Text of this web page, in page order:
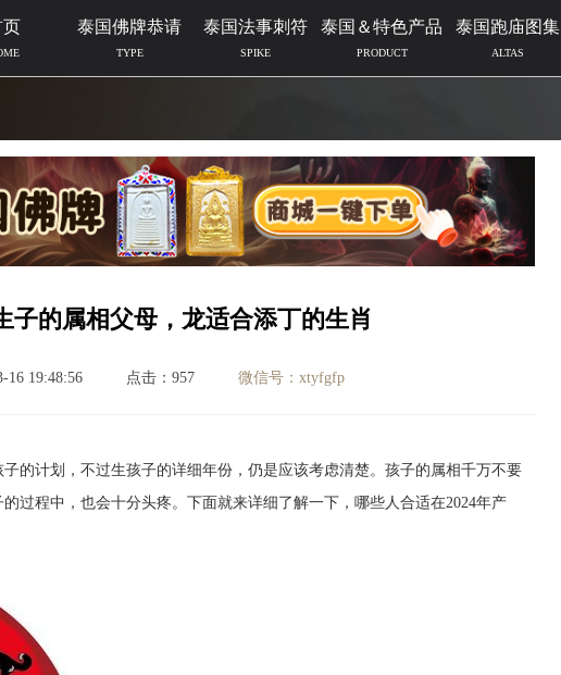
页 泰国佛牌恭请
TYPE
泰国法事刺符
SPIKE
泰国＆特色产品
PRODUCT
泰国跑庙图集
ALTAS
子的属相父母，龙适合添丁的生肖
16 19:48:56 点击：957 微信号：xtyfgfp
的计划，不过生孩子的详细年份，仍是应该考虑清楚。孩子的属相千万不要
过程中，也会十分头疼。下面就来详细了解一下，哪些人合适在2024年产